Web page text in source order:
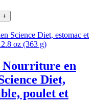
+
Nourriture en
Diet,
poulet et